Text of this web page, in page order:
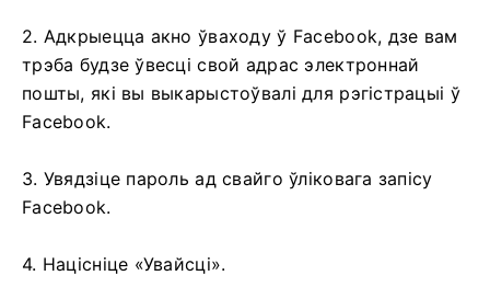
2. Адкрыецца акно ўваходу ў Facebook, дзе вам
трэба будзе ўвесці свой адрас электроннай
пошты, які вы выкарыстоўвалі для рэгістрацыі ў
Facebook.
3. Увядзіце пароль ад свайго ўліковага запісу
Facebook.
4. Націсніце «Увайсці».